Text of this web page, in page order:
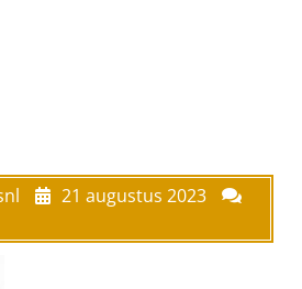
21 augustus 2023